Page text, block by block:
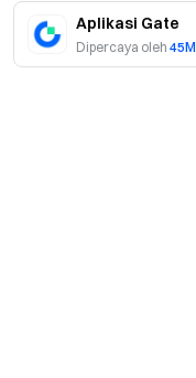
Aplikasi Gate
Dipercaya oleh 45M